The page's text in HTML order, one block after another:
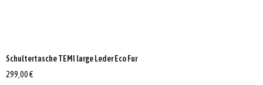
Schultertasche TEMI large Leder Eco Fur
299,00 €